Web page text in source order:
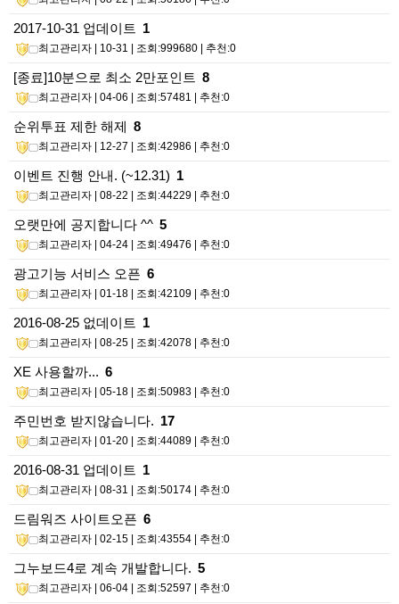
2017-10-31 업데이트 1
최고관리자 | 10-31 | 조회:999680 | 추천:0
[종료]10분으로 최소 2만포인트 8
최고관리자 | 04-06 | 조회:57481 | 추천:0
순위투표 제한 해제 8
최고관리자 | 12-27 | 조회:42986 | 추천:0
이벤트 진행 안내. (~12.31) 1
최고관리자 | 08-22 | 조회:44229 | 추천:0
오랫만에 공지합니다 ^^ 5
최고관리자 | 04-24 | 조회:49476 | 추천:0
광고기능 서비스 오픈 6
최고관리자 | 01-18 | 조회:42109 | 추천:0
2016-08-25 없데이트 1
최고관리자 | 08-25 | 조회:42078 | 추천:0
XE 사용할까... 6
최고관리자 | 05-18 | 조회:50983 | 추천:0
주민번호 받지않습니다. 17
최고관리자 | 01-20 | 조회:44089 | 추천:0
2016-08-31 업데이트 1
최고관리자 | 08-31 | 조회:50174 | 추천:0
드림워즈 사이트오픈 6
최고관리자 | 02-15 | 조회:43554 | 추천:0
그누보드4로 계속 개발합니다. 5
최고관리자 | 06-04 | 조회:52597 | 추천:0